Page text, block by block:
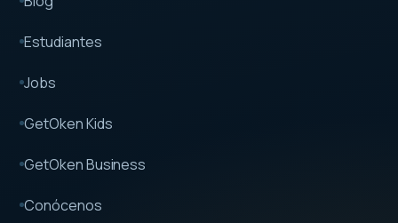
Estudiantes
Jobs
GetOken Kids
GetOken Business
Conócenos